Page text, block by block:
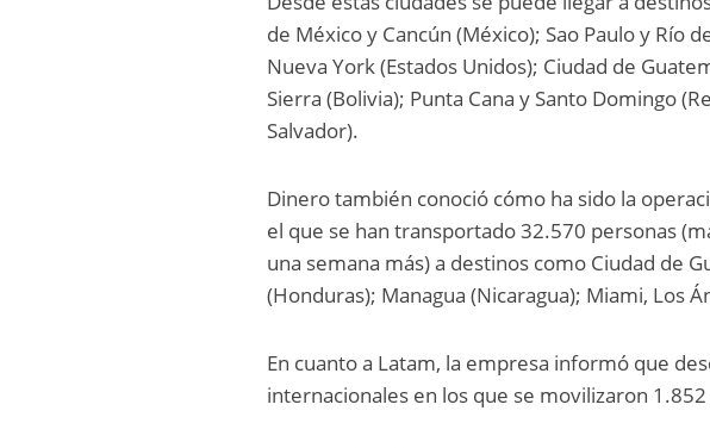
de México y Cancún (México); Sao Paulo y Río
Nueva York (Estados Unidos); Ciudad de
Sierra (Bolivia); Punta Cana y Santo Domingo
Salvador).
Dinero también conoció cómo ha sido la
el que se han transportado 32.570 personas
una semana más) a destinos como Ciudad de
(Honduras); Managua (Nicaragua); Miami, Los
En cuanto a Latam, la empresa informó que
internacionales en los que se movilizaron